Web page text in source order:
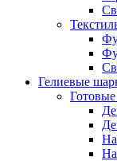
Гелиевые